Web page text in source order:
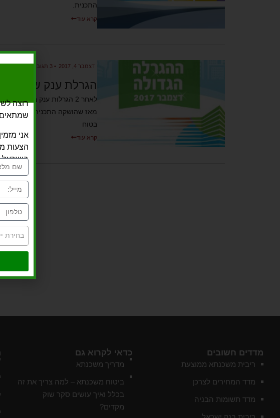
התכנית.
קרא עוד
דצמבר 4, 2017 • 3 תגובות
הגרלת ענק שלישית
מאז שהושקה התכנית), אתמול
בטוח
קרא עוד
מדדים חשובים
ריבית משכנתא ממוצעת
מדד המחירים לצרכן
מדד תשומות הבניה
כדאי לקרוא גם
מדריך משכנתא
ביטוח משכנתא – למה צריך את זה
בכלל ואיך עושים סקר שוק
מקדים?
רוצה
שמתאים
אני
בישראל
בחירת